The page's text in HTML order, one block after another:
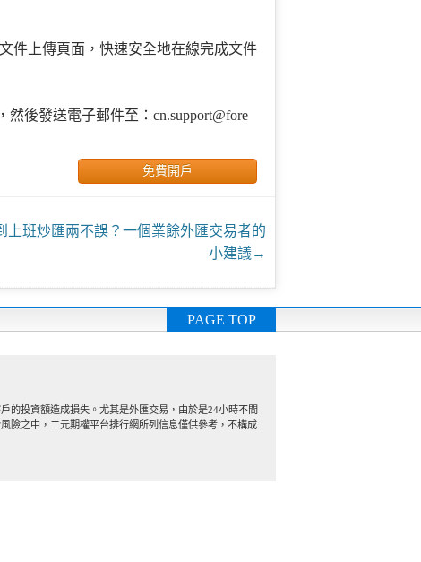
件上傳頁面，快速安全地在線完成文件
後發送電子郵件至：cn.support@fore
免費開戶
上班炒匯兩不誤？一個業餘外匯交易者的
小建議→
PAGE TOP
的投資額造成損失。尤其是外匯交易，由於是24小時不間
險之中，二元期權平台排行網所列信息僅供參考，不構成